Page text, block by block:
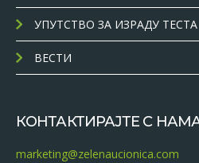
УПУТСТВО ЗА ИЗРАДУ ТЕСТА
ВЕСТИ
КОНТАКТИРАЈТЕ С
marketing@zelenaucionica.com